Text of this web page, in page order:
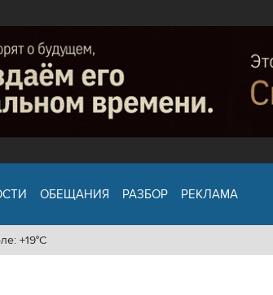
ОБЕЩАНИЯ РАЗБОР РЕКЛАМА
+19°C